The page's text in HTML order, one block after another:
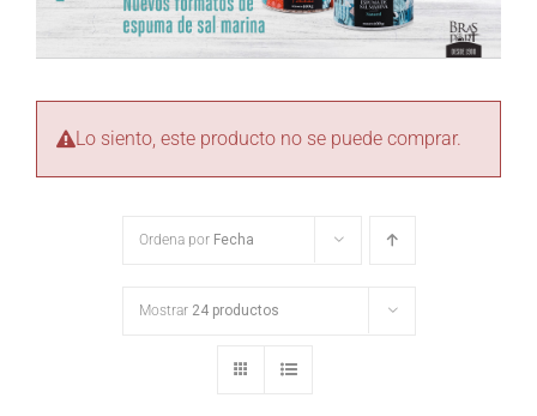
Lo siento, este producto no se puede comprar.
Ordena por Fecha
Mostrar 24 productos